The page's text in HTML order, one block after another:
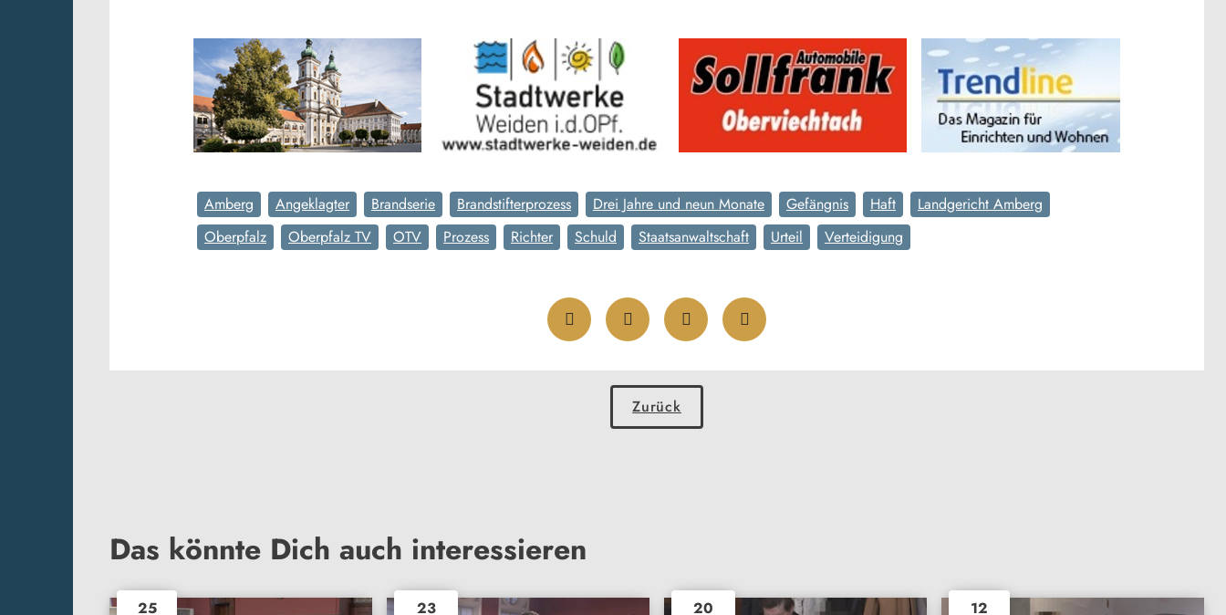
Amberg Angeklagter Brandserie Brandstifterprozess Drei Jahre und neun Monate Gefängnis Haft
Landgericht Amberg
Oberpfalz
Oberpfalz TV OTV Prozess Richter Schuld Staatsanwaltschaft Urteil Verteidigung
Zurück
Das könnte Dich auch interessieren
25 23 20 12